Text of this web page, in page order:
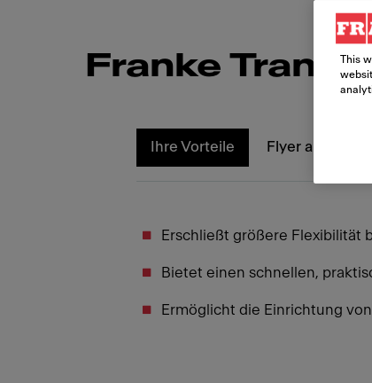
Franke
Ihre Vorteile Flyer ansehen
Erschließt größere Flexibilität
Bietet einen schnellen,
Ermöglicht die Einrichtung
This